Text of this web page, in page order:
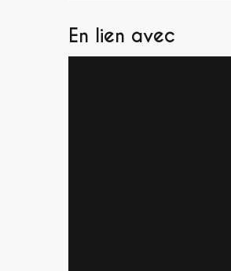
En lien avec